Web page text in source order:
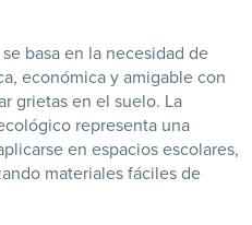
basa en la necesidad de
económica y amigable con
grietas en el suelo. La
representa una
en espacios escolares,
materiales fáciles de